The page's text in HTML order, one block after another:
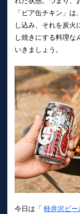
「ビア缶チキン」
し込み、それを炭火
し焼きにする料理な
いきましょう。
今日は「 軽井沢ビー